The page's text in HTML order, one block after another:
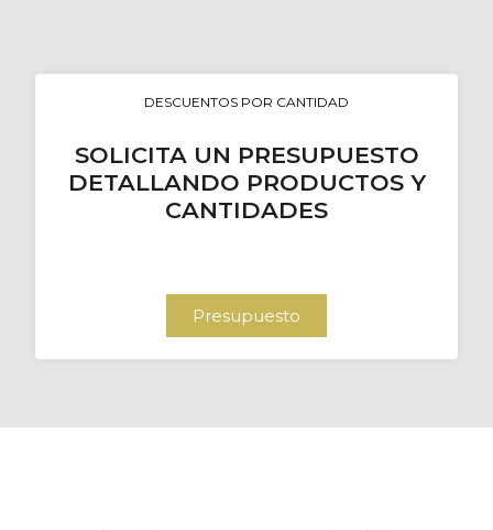
DESCUENTOS POR CANTIDAD
SOLICITA UN PRESUPUESTO
DETALLANDO PRODUCTOS Y
CANTIDADES
Presupuesto